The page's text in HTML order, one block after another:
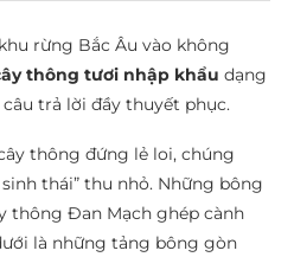
rừng Bắc Âu vào không
thông tươi nhập khẩu dạng
trả lời đầy thuyết phục.
thông đứng lẻ loi, chúng
thái” thu nhỏ. Những bông
thông Đan Mạch ghép cành
là những tảng bông gòn